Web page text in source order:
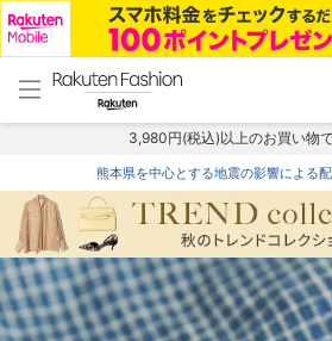
menu home
トップ
3,980円(税込)以上のお買い物
熊本県を中心とする地震の影響による